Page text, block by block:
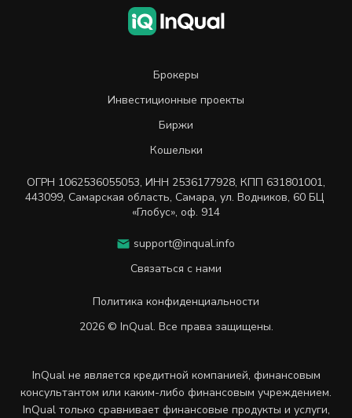
Брокеры
Инвестиционные проекты
Биржи
Кошельки
ОГРН 1062536055053, ИНН 2536177928, КПП 631801001,
443099, Самарская область, Самара, ул. Водников, 60 БЦ
«Глобус», оф. 914
support@inqual.info
Связаться с нами
Политика конфиденциальности
2026 © InQual. Все права защищены.
InQual не является кредитной компанией, финансовым
консультантом или каким-либо финансовым учреждением.
InQual только сравнивает финансовые продукты и услуги,